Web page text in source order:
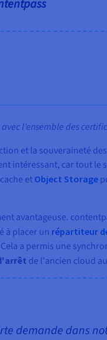
avec l’ensemble des
et la souveraineté
intéressant, car tout le
etObject Storage
avantageuse.
à placer un répartiteur
a permis une
de l'ancien cloud
demande dans